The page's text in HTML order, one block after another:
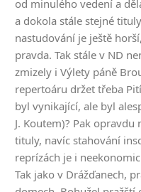
od minulého vedení a
a dokola stále stejné
nastudování je ještě
pravda. Tak stále v ND
zmizely i Výlety páně
repertoáru držet třeba
byl vynikající, ale byl
J. Koutem)? Pak
tituly, navíc stahování
reprízách je i
Tak jako v Drážďanech,